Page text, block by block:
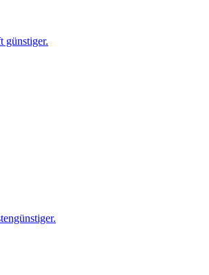
günstiger.